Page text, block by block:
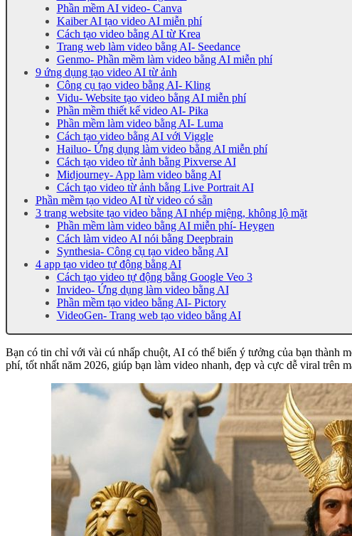
Phần mềm AI video- Canva
Kaiber AI tạo video AI miễn phí
Cách tạo video bằng AI từ Krea
Trang web làm video bằng AI- Seedance
Genmo- Phần mềm làm video bằng AI miễn phí
9 ứng dụng tạo video AI từ ảnh
Công cụ tạo video bằng AI- Kling
Vidu- Website tạo video bằng AI miễn phí
Phần mềm thiết kế video AI- Pika
Phần mềm làm video bằng AI- Luma
Cách tạo video bằng AI với Viggle
Hailuo- Ứng dụng làm video bằng AI miễn phí
Cách tạo video từ ảnh bằng Pixverse AI
Midjourney- App làm video bằng AI
Cách tạo video từ ảnh bằng Live Portrait AI
Phần mềm tạo video AI từ video có sẵn
3 trang website tạo video bằng AI nhép miệng, không lộ mặt
Phần mềm làm video bằng AI miễn phí- Heygen
Cách làm video AI nói bằng Deepbrain
Synthesia- Công cụ tạo video bằng AI
4 app tạo video tự động bằng AI
Cách tạo video tự động bằng Google Veo 3
Invideo- Ứng dụng làm video bằng AI
Phần mềm tạo video bằng AI- Pictory
VideoGen- Trang web tạo video bằng AI
Bạn có tin chỉ với vài cú nhấp chuột, AI có thể biến ý tưởng của bạn thành
phí, tốt nhất năm 2026, giúp bạn làm video nhanh, đẹp và cực dễ viral trên